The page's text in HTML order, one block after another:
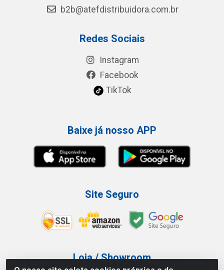
b2b@atefdistribuidora.com.br
Redes Sociais
Instagram
Facebook
TikTok
Baixe já nosso APP
Site Seguro
Loja / Showroom